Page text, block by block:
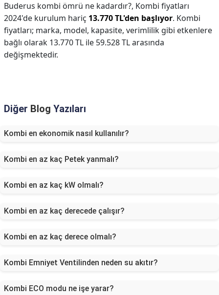
Buderus kombi ömrü ne kadardır?, Kombi fiyatları
2024'de kurulum hariç 13.770 TL'den başlıyor. Kombi
fiyatları; marka, model, kapasite, verimlilik gibi etkenlere
bağlı olarak 13.770 TL ile 59.528 TL arasında
değişmektedir.
Diğer Blog Yazıları
Kombi en ekonomik nasıl kullanılır?
Kombi en az kaç Petek yanmalı?
Kombi en az kaç kW olmalı?
Kombi en az kaç derecede çalışır?
Kombi en az kaç derece olmalı?
Kombi Emniyet Ventilinden neden su akıtır?
Kombi ECO modu ne işe yarar?